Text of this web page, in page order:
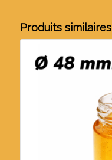
Produits similaires